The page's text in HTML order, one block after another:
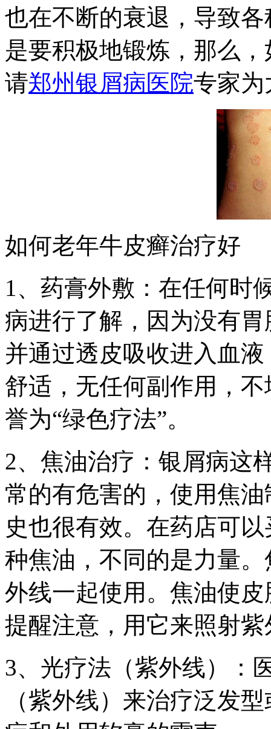
也在不断的衰退，导致
是要积极地锻炼，那么
请郑州银屑病医院专家为
如何老年牛皮癣治疗好
1、药膏外敷：在任何时
病进行了解，因为没有
并通过透皮吸收进入血
舒适，无任何副作用，
誉为“绿色疗法”。
2、焦油治疗：银屑病这
常的有危害的，使用焦
史也很有效。在药店可
种焦油，不同的是力量
外线一起使用。焦油使
提醒注意，用它来照射
3、光疗法（紫外线）：
（紫外线）来治疗泛发